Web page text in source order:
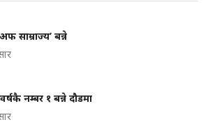
साम्राज्य’ बन्ने
नम्बर १ बन्ने दौडमा